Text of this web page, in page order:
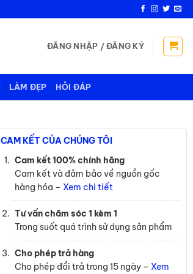
ĐĂNG NHẬP / ĐĂNG KÝ
LÀM ĐẸP HỎI ĐÁP
CAM KẾT CỦA CHÚNG TÔI
Cam kết 100% chính hãng
Cam kết và đảm bảo về nguồn gốc
hàng hóa – Xem chi tiết
Tư vấn chăm sóc 1 kèm 1
Trong suốt quá trình sử dụng sản phẩm
Cho phép trả hàng
Cho phép đổi trả trong 15 ngày – Xem